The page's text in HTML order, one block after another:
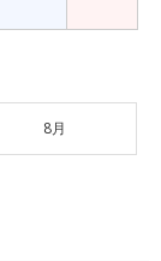
8月